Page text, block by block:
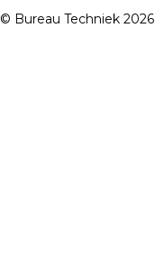
© Bureau Techniek 2026